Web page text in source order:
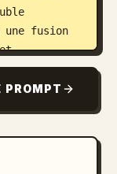
fusion
Utilisez
des
doit
PROMPT